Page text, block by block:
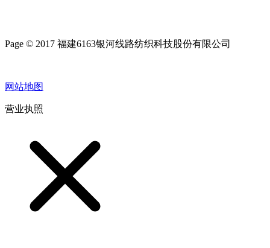
Page © 2017 福建6163银河线路纺织科技股份有限公司
网站地图
营业执照